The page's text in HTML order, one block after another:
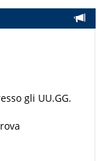
gli UU.GG.